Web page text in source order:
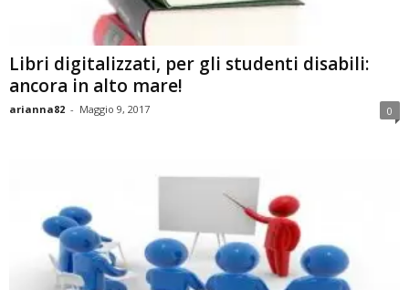
Libri digitalizzati, per gli studenti disabili:
ancora in alto mare!
arianna82 - Maggio 9, 2017 0